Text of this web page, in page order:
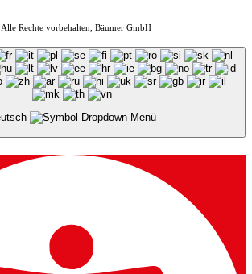
Rechte vorbehalten, Bäumer GmbH